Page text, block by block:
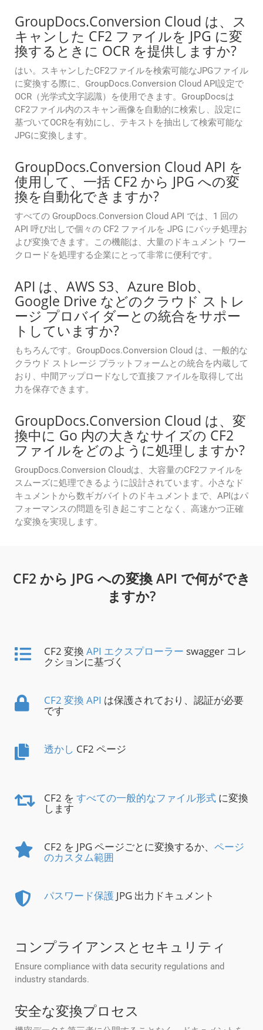
GroupDocs.Conversion Cloud は、ス
キャンした CF2 ファイルを JPG に変
換するときに OCR を提供しますか?
はい。スキャンしたCF2ファイルを検索可能なJPGファイル
に変換する際に、GroupDocs.Conversion Cloud API設定で
OCR（光学式文字認識）を使用できます。GroupDocsは
CF2ファイル内のスキャン画像を自動的に検索し、設定に
基づいてOCRを有効にし、テキストを抽出して検索可能な
JPGに変換します。
GroupDocs.Conversion Cloud API を
使用して、一括 CF2 から JPG への変
換を自動化できますか?
すべての GroupDocs.Conversion Cloud API では、1 回の
API 呼び出しで個々の CF2 ファイルを JPG にバッチ処理お
よび変換できます。この機能は、大量のドキュメント ワー
クロードを処理する企業にとって非常に便利です。
API は、AWS S3、Azure Blob、
Google Drive などのクラウド ストレ
ージ プロバイダーとの統合をサポー
トしていますか?
もちろんです。GroupDocs.Conversion Cloud は、一般的な
クラウド ストレージ プラットフォームとの統合を内蔵して
おり、中間アップロードなしで直接ファイルを取得して出
力を保存できます。
GroupDocs.Conversion Cloud は、変
換中に Go 内の大きなサイズの CF2
ファイルをどのように処理しますか?
GroupDocs.Conversion Cloudは、大容量のCF2ファイルを
スムーズに処理できるように設計されています。小さなド
キュメントから数ギガバイトのドキュメントまで、APIはパ
フォーマンスの問題を引き起こすことなく、高速かつ正確
な変換を実現します。
CF2 から JPG への変換 API で何ができ
ますか?
CF2 変換 API エクスプローラー swagger コレ
クションに基づく
CF2 変換 API は保護されており、認証が必要
です
透かし CF2 ページ
CF2 を すべての一般的なファイル形式 に変換
します
CF2 を JPG ページごとに変換するか、 ページ
のカスタム範囲
パスワード保護 JPG 出力ドキュメント
コンプライアンスとセキュリティ
Ensure compliance with data security regulations and
industry standards.
安全な変換プロセス